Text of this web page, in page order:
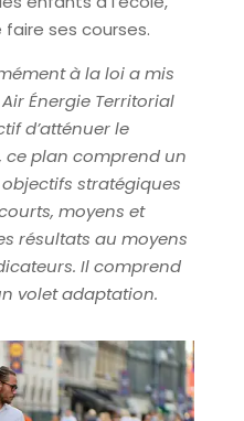
ses courses.
à la loi a mis
Énergie Territorial
d’atténuer le
plan comprend un
stratégiques
moyens et
résultats au moyens
Il comprend
volet adaptation.